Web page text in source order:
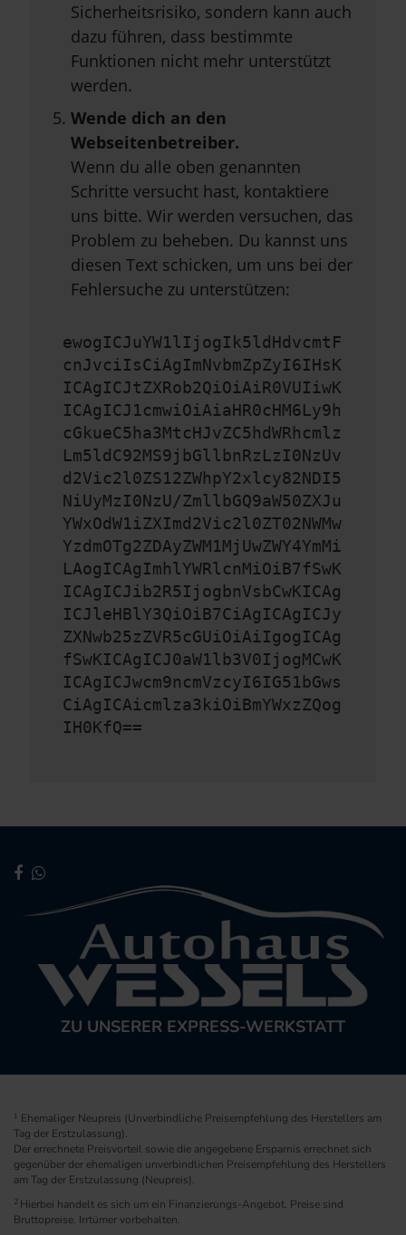
Sicherheitsrisiko, sondern kann auch
dazu führen, dass bestimmte
Funktionen nicht mehr unterstützt
werden.
Wende dich an den
Webseitenbetreiber.
Wenn du alle oben genannten
Schritte versucht hast, kontaktiere
uns bitte. Wir werden versuchen, das
Problem zu beheben. Du kannst uns
diesen Text schicken, um uns bei der
Fehlersuche zu unterstützen:
ewogICJuYW1lIjogIk5ldHdvcmtF
cnJvciIsCiAgImNvbmZpZyI6IHsK
ICAgICJtZXRob2QiOiAiR0VUIiwK
ICAgICJ1cmwiOiAiaHR0cHM6Ly9h
cGkueC5ha3MtcHJvZC5hdWRhcmlz
Lm5ldC92MS9jbGllbnRzLzI0NzUv
d2Vic2l0ZS12ZWhpY2xlcy82NDI5
NiUyMzI0NzU/ZmllbGQ9aW50ZXJu
YWxOdW1iZXImd2Vic2l0ZT02NWMw
YzdmOTg2ZDAyZWM1MjUwZWY4YmMi
LAogICAgImhlYWRlcnMiOiB7fSwK
ICAgICJib2R5IjogbnVsbCwKICAg
ICJleHBlY3QiOiB7CiAgICAgICJy
ZXNwb25zZVR5cGUiOiAiIgogICAg
fSwKICAgICJ0aW1lb3V0IjogMCwK
ICAgICJwcm9ncmVzcyI6IG51bGws
CiAgICAicmlza3kiOiBmYWxzZQog
IH0KfQ==
ZU UNSERER EXPRESS-WERKSTATT
1 Ehemaliger Neupreis (Unverbindliche Preisempfehlung des Herstellers am
Tag der Erstzulassung).
Der errechnete Preisvorteil sowie die angegebene Ersparnis errechnet sich
gegenüber der ehemaligen unverbindlichen Preisempfehlung des Herstellers
am Tag der Erstzulassung (Neupreis).
2 Hierbei handelt es sich um ein Finanzierungs-Angebot. Preise sind
Bruttopreise. Irrtümer vorbehalten.